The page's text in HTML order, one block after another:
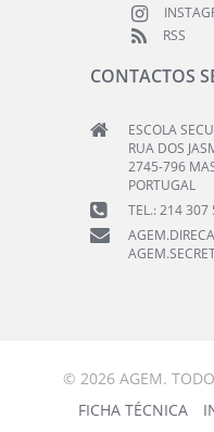
RSS
CONTACTOS
ESCOLA
RUA DOS
2745-796
PORTUGAL
TEL.: 214 307
© 2026 AGEM.
FICHA TÉCNICA